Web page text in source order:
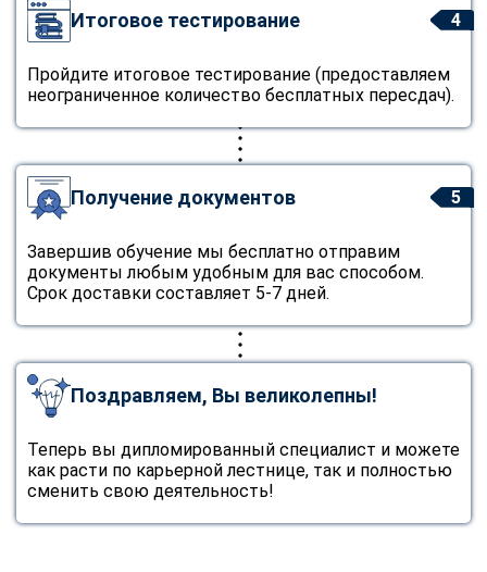
4
Итоговое тестирование
Пройдите итоговое тестирование (предоставляем
неограниченное количество бесплатных пересдач).
5
Получение документов
Завершив обучение мы бесплатно отправим
документы любым удобным для вас способом.
Срок доставки составляет 5-7 дней.
Поздравляем, Вы великолепны!
Теперь вы дипломированный специалист и можете
как расти по карьерной лестнице, так и полностью
сменить свою деятельность!